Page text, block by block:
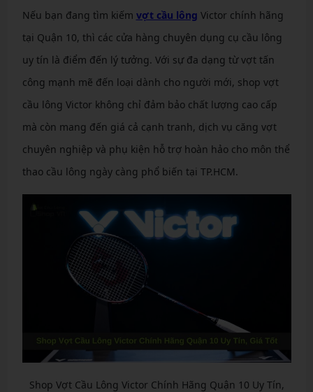
Nếu bạn đang tìm kiếm vợt cầu lông Victor chính hãng
tại Quận 10, thì các cửa hàng chuyên dụng cụ cầu lông
uy tín là điểm đến lý tưởng. Với sự đa dạng từ vợt tấn
công mạnh mẽ đến loại dành cho người mới, shop vợt
cầu lông Victor không chỉ đảm bảo chất lượng cao cấp
mà còn mang đến giá cả cạnh tranh, dịch vụ căng vợt
chuyên nghiệp và phụ kiện hỗ trợ hoàn hảo cho môn thể
thao cầu lông ngày càng phổ biến tại TP.HCM.
Shop Vợt Cầu Lông Victor Chính Hãng Quận 10 Uy Tín,